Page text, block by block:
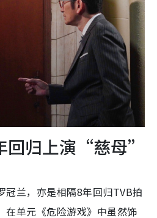
回归上演“慈母”
兰，亦是相隔8年回归TVB拍
在单元《危险游戏》中虽然饰